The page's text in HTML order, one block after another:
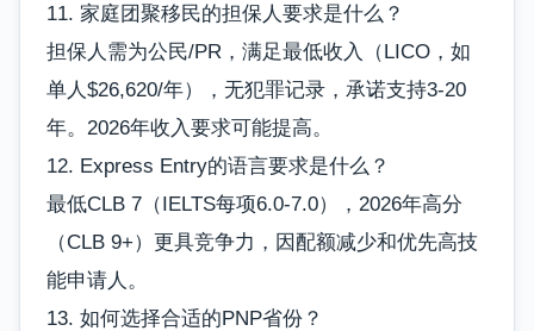
11. 家庭团聚移民的担保人要求是什么？
担保人需为公民/PR，满足最低收入（LICO，如
单人$26,620/年），无犯罪记录，承诺支持3-20
年。2026年收入要求可能提高。
12. Express Entry的语言要求是什么？
最低CLB 7（IELTS每项6.0-7.0），2026年高分
（CLB 9+）更具竞争力，因配额减少和优先高技
能申请人。
13. 如何选择合适的PNP省份？